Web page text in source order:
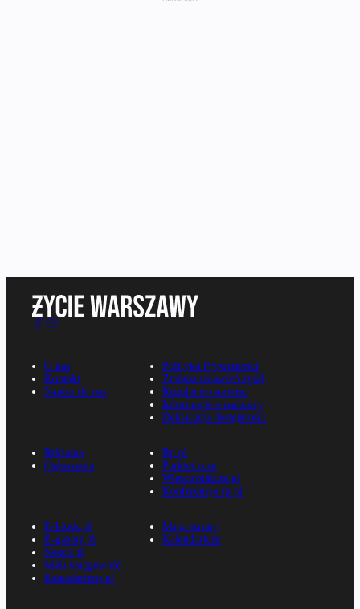
O nas
Kontakt
Napisz do nas
Polityka Prywatności
Zmiana ustawień zgód
Regulamin serwisu
Informacje o nadawcy
Deklaracja dostępności
Reklama
Ogłoszenia
Rp.pl
Parkiet.com
Wiescirolnicze.pl
Konferencje.rp.pl
E-kiosk.pl
E-gazety.pl
Nexto.pl
Mała księgowość
Kancelarierp.pl
Mapa strony
Kalendarium